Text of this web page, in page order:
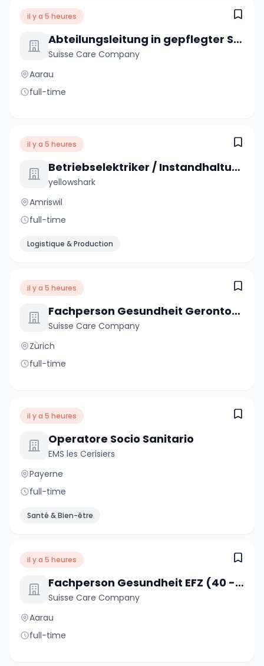
il y a 5 heures
Abteilungsleitung in gepflegter Seniorenresidenz (100%)
Suisse Care Company
Aarau
full-time
il y a 5 heures
Betriebselektriker / Instandhaltungstechniker Industrie 80-100% (m/w)
yellowshark
Amriswil
full-time
Logistique & Production
il y a 5 heures
Fachperson Gesundheit Gerontopsychiatrie (60-100%)
Suisse Care Company
Zürich
full-time
il y a 5 heures
Operatore Socio Sanitario
EMS les Cerisiers
Payerne
full-time
Santé & Bien-être
il y a 5 heures
Fachperson Gesundheit EFZ (40 - 80%)
Suisse Care Company
Aarau
full-time